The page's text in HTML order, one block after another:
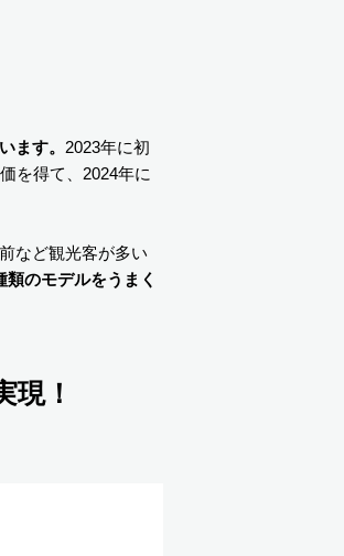
ます。 2023年に初
を得て、2024年に
など観光客が多い
類のモデルをうまく
！